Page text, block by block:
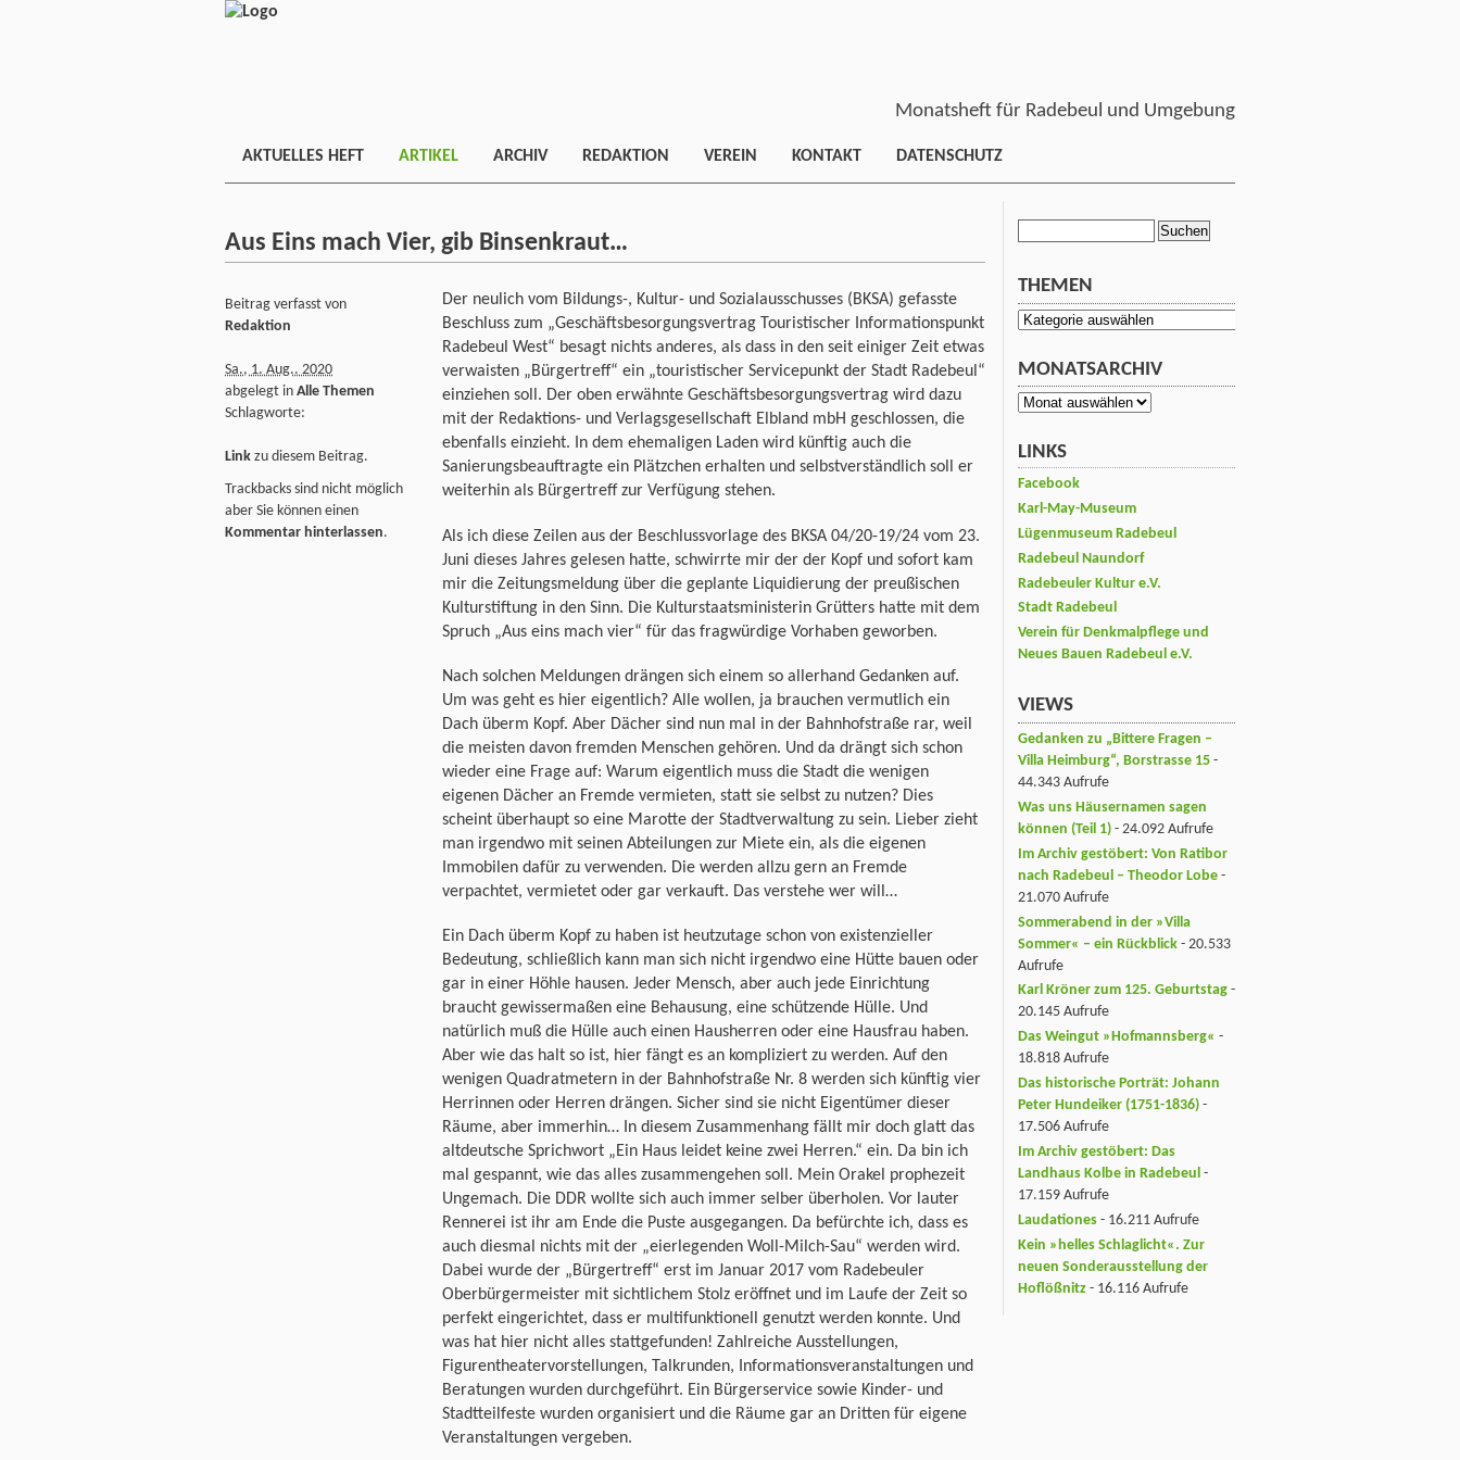
Monatsheft für Radebeul und Umgebung
AKTUELLES HEFT ARTIKEL ARCHIV REDAKTION VEREIN KONTAKT DATENSCHUTZ
Aus Eins mach Vier, gib Binsenkraut…
Der neulich vom Bildungs-, Kultur- und Sozialausschusses (BKSA) gefasste
Beschluss zum „Geschäftsbesorgungsvertrag Touristischer Informationspunkt
Radebeul West“ besagt nichts anderes, als dass in den seit einiger Zeit etwas
verwaisten „Bürgertreff“ ein „touristischer Servicepunkt der Stadt Radebeul“
einziehen soll. Der oben erwähnte Geschäftsbesorgungsvertrag wird dazu
mit der Redaktions- und Verlagsgesellschaft Elbland mbH geschlossen, die
ebenfalls einzieht. In dem ehemaligen Laden wird künftig auch die
Sanierungsbeauftragte ein Plätzchen erhalten und selbstverständlich soll er
weiterhin als Bürgertreff zur Verfügung stehen.
Als ich diese Zeilen aus der Beschlussvorlage des BKSA 04/20-19/24 vom 23.
Juni dieses Jahres gelesen hatte, schwirrte mir der der Kopf und sofort kam
mir die Zeitungsmeldung über die geplante Liquidierung der preußischen
Kulturstiftung in den Sinn. Die Kulturstaatsministerin Grütters hatte mit dem
Spruch „Aus eins mach vier“ für das fragwürdige Vorhaben geworben.
Nach solchen Meldungen drängen sich einem so allerhand Gedanken auf.
Um was geht es hier eigentlich? Alle wollen, ja brauchen vermutlich ein
Dach überm Kopf. Aber Dächer sind nun mal in der Bahnhofstraße rar, weil
die meisten davon fremden Menschen gehören. Und da drängt sich schon
wieder eine Frage auf: Warum eigentlich muss die Stadt die wenigen
eigenen Dächer an Fremde vermieten, statt sie selbst zu nutzen? Dies
scheint überhaupt so eine Marotte der Stadtverwaltung zu sein. Lieber zieht
man irgendwo mit seinen Abteilungen zur Miete ein, als die eigenen
Immobilen dafür zu verwenden. Die werden allzu gern an Fremde
verpachtet, vermietet oder gar verkauft. Das verstehe wer will…
Ein Dach überm Kopf zu haben ist heutzutage schon von existenzieller
Bedeutung, schließlich kann man sich nicht irgendwo eine Hütte bauen oder
gar in einer Höhle hausen. Jeder Mensch, aber auch jede Einrichtung
braucht gewissermaßen eine Behausung, eine schützende Hülle. Und
natürlich muß die Hülle auch einen Hausherren oder eine Hausfrau haben.
Aber wie das halt so ist, hier fängt es an kompliziert zu werden. Auf den
wenigen Quadratmetern in der Bahnhofstraße Nr. 8 werden sich künftig vier
Herrinnen oder Herren drängen. Sicher sind sie nicht Eigentümer dieser
Räume, aber immerhin… In diesem Zusammenhang fällt mir doch glatt das
altdeutsche Sprichwort „Ein Haus leidet keine zwei Herren.“ ein. Da bin ich
mal gespannt, wie das alles zusammengehen soll. Mein Orakel prophezeit
Ungemach. Die DDR wollte sich auch immer selber überholen. Vor lauter
Rennerei ist ihr am Ende die Puste ausgegangen. Da befürchte ich, dass es
auch diesmal nichts mit der „eierlegenden Woll-Milch-Sau“ werden wird.
Dabei wurde der „Bürgertreff“ erst im Januar 2017 vom Radebeuler
Oberbürgermeister mit sichtlichem Stolz eröffnet und im Laufe der Zeit so
perfekt eingerichtet, dass er multifunktionell genutzt werden konnte. Und
was hat hier nicht alles stattgefunden! Zahlreiche Ausstellungen,
Figurentheatervorstellungen, Talkrunden, Informationsveranstaltungen und
Beratungen wurden durchgeführt. Ein Bürgerservice sowie Kinder- und
Stadtteilfeste wurden organisiert und die Räume gar an Dritten für eigene
Veranstaltungen vergeben.
Beitrag verfasst von
Redaktion
Sa., 1. Aug.. 2020
abgelegt in Alle Themen
Schlagworte:
Link zu diesem Beitrag.
Trackbacks sind nicht möglich
aber Sie können einen
Kommentar hinterlassen.
THEMEN
Themen
MONATSARCHIV
Monatsarchiv
LINKS
Facebook
Karl-May-Museum
Lügenmuseum Radebeul
Radebeul Naundorf
Radebeuler Kultur e.V.
Stadt Radebeul
Verein für Denkmalpflege und
Neues Bauen Radebeul e.V.
VIEWS
Gedanken zu „Bittere Fragen –
Villa Heimburg“, Borstrasse 15 -
44.343 Aufrufe
Was uns Häusernamen sagen
können (Teil 1) - 24.092 Aufrufe
Im Archiv gestöbert: Von Ratibor
nach Radebeul – Theodor Lobe -
21.070 Aufrufe
Sommerabend in der »Villa
Sommer« – ein Rückblick - 20.533
Aufrufe
Karl Kröner zum 125. Geburtstag -
20.145 Aufrufe
Das Weingut »Hofmannsberg« -
18.818 Aufrufe
Das historische Porträt: Johann
Peter Hundeiker (1751-1836) -
17.506 Aufrufe
Im Archiv gestöbert: Das
Landhaus Kolbe in Radebeul -
17.159 Aufrufe
Laudationes - 16.211 Aufrufe
Kein »helles Schlaglicht«. Zur
neuen Sonderausstellung der
Hoflößnitz - 16.116 Aufrufe